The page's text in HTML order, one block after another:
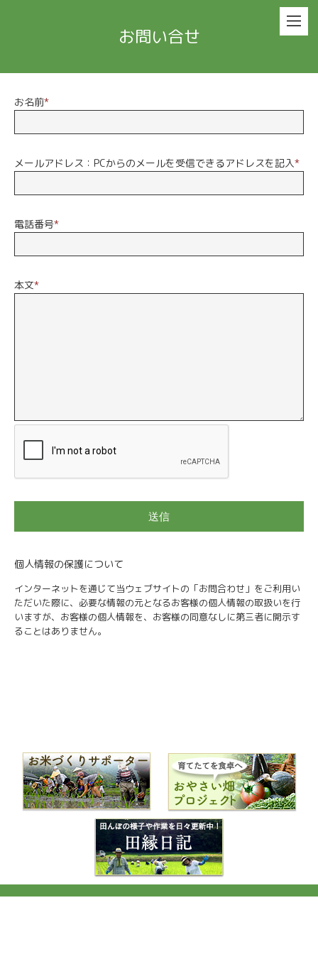
お問い合せ
お名前*
メールアドレス：PCからのメールを受信できるアドレスを記入*
電話番号*
本文*
個人情報の保護について
インターネットを通じて当ウェブサイトの「お問合わせ」をご利用い
ただいた際に、必要な情報の元となるお客様の個人情報の取扱いを行
いますが、お客様の個人情報を、お客様の同意なしに第三者に開示す
ることはありません。